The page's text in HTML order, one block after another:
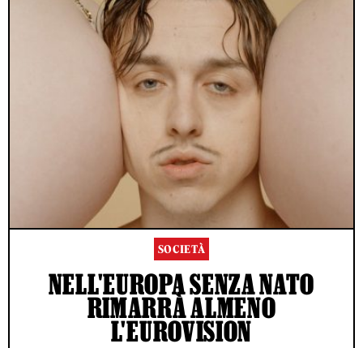
SOCIETÀ
NELL'EUROPA SENZA NATO
RIMARRÀ ALMENO
L'EUROVISION